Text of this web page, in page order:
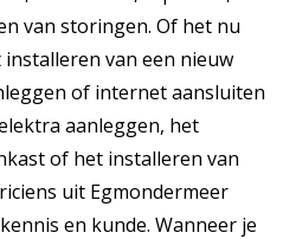
van storingen. Of het nu
van een nieuw
of internet aansluiten
aanleggen, het
of het installeren van
uit Egmondermeer
en kunde. Wanneer je